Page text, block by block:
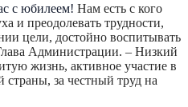
с юбилеем! Нам есть с кого
и преодолевать трудности,
цели, достойно воспитывать
Администрации. – Низкий
жизнь, активное участие в
за честный труд на